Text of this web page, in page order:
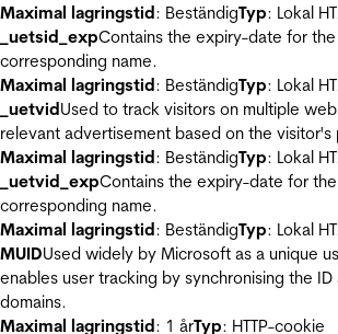
Maximal lagringstid: BeständigTyp: Lokal
_uetsid_expContains the expiry-date for
corresponding name.
Maximal lagringstid: BeständigTyp: Lokal
_uetvidUsed to track visitors on multiple
relevant advertisement based on the
Maximal lagringstid: BeständigTyp: Lokal
_uetvid_expContains the expiry-date for
corresponding name.
Maximal lagringstid: BeständigTyp: Lokal
MUIDUsed widely by Microsoft as a unique
enables user tracking by synchronising the
domains.
Maximal lagringstid: 1 årTyp: HTTP-cookie